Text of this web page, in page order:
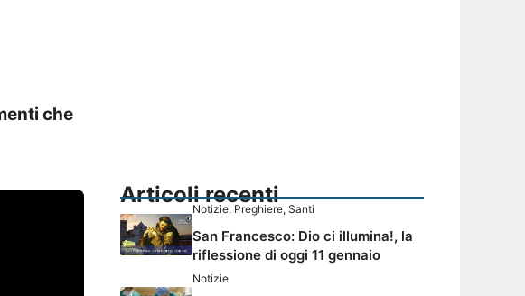
che
Articoli recenti
Notizie, Preghiere, Santi
San Francesco: Dio ci illumina!, la
riflessione di oggi 11 gennaio
Notizie